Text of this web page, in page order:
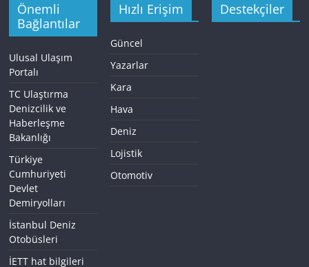
Önemli
Bağlantılar
Ulusal Ulaşım
Portalı
TC Ulaştırma
Denizcilik ve
Haberleşme
Bakanlığı
Türkiye
Cumhuriyeti
Devlet
Demiryolları
İstanbul Deniz
Otobüsleri
İETT hat bilgileri
Hızlı Erişim
Güncel
Yazarlar
Kara
Hava
Deniz
Lojistik
Otomotiv
Destekçiler